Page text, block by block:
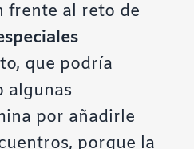
frente al reto de
que podría
algunas
por añadirle
porque la